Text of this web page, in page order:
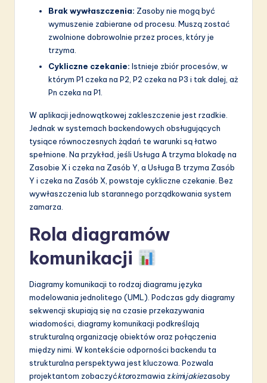
Brak wywłaszczenia: Zasoby nie mogą być
wymuszenie zabierane od procesu. Muszą zostać
zwolnione dobrowolnie przez proces, który je
trzyma.
Cykliczne czekanie: Istnieje zbiór procesów, w
którym P1 czeka na P2, P2 czeka na P3 i tak dalej, aż
Pn czeka na P1.
W aplikacji jednowątkowej zakleszczenie jest rzadkie.
Jednak w systemach backendowych obsługujących
tysiące równoczesnych żądań te warunki są łatwo
spełnione. Na przykład, jeśli Usługa A trzyma blokadę na
Zasobie X i czeka na Zasób Y, a Usługa B trzyma Zasób
Y i czeka na Zasób X, powstaje cykliczne czekanie. Bez
wywłaszczenia lub starannego porządkowania system
zamarza.
Rola diagramów
komunikacji
Diagramy komunikacji to rodzaj diagramu języka
modelowania jednolitego (UML). Podczas gdy diagramy
sekwencji skupiają się na czasie przekazywania
wiadomości, diagramy komunikacji podkreślają
strukturalną organizację obiektów oraz połączenia
między nimi. W kontekście odporności backendu ta
strukturalna perspektywa jest kluczowa. Pozwala
projektantom zobaczyćktorozmawia zkimijakiezasoby